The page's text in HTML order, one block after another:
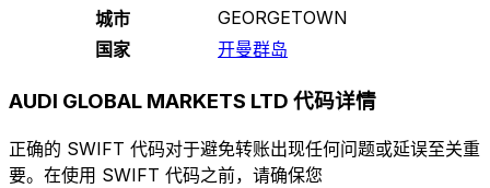
城市
GEORGETOWN
国家
开曼群岛
AUDI GLOBAL MARKETS LTD 代码详情
正确的 SWIFT 代码对于避免转账出现任何问题或延误至关重
要。在使用 SWIFT 代码之前，请确保您